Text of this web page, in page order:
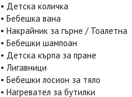
• Детска количка
• Бебешка вана
• Накрайник за гърне / Тоалетна
• Бебешки шампоан
• Детска кърпа за пране
• Лигавници
• Бебешки лосион за тяло
• Нагревател за бутилки